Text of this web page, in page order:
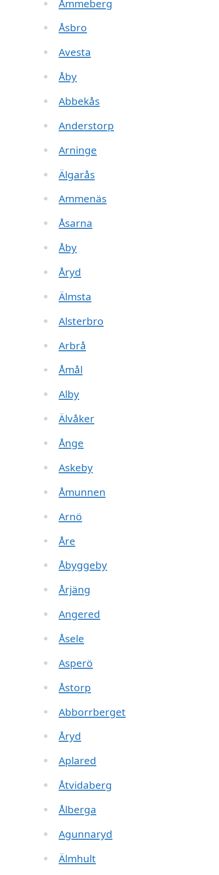
Åmmeberg
Åsbro
Avesta
Åby
Abbekås
Anderstorp
Arninge
Älgarås
Ammenäs
Åsarna
Åby
Åryd
Älmsta
Alsterbro
Arbrå
Åmål
Alby
Älvåker
Ånge
Askeby
Åmunnen
Arnö
Åre
Åbyggeby
Årjäng
Angered
Åsele
Asperö
Åstorp
Abborrberget
Åryd
Aplared
Åtvidaberg
Ålberga
Agunnaryd
Älmhult